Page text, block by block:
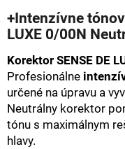
produktu
z
5
hviezdičiek.
+Intenzívne
LUXE 0/00N
Korektor SENSE DE
Profesionálne
určené na úpravu a
Neutrálny korektor
tónu s maximálnym
hlavy.
á
j
s
ť
?